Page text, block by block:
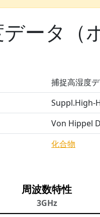
ータ（
捕捉高湿度
Suppl.High-
Von Hippel
化合物
周波数特性
3GHz